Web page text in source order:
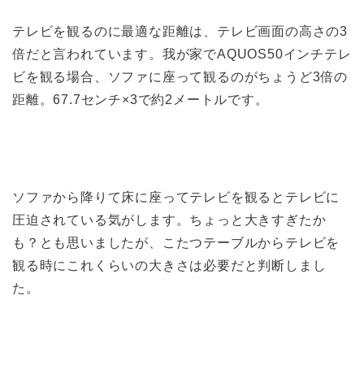
テレビを観るのに最適な距離は、テレビ画面の高さの3
倍だと言われています。我が家でAQUOS50インチテレ
ビを観る場合、ソファに座って観るのがちょうど3倍の
距離。67.7センチ×3で約2メートルです。
ソファから降りて床に座ってテレビを観るとテレビに
圧迫されている気がします。ちょっと大きすぎたか
も？とも思いましたが、こたつテーブルからテレビを
観る時にこれくらいの大きさは必要だと判断しまし
た。